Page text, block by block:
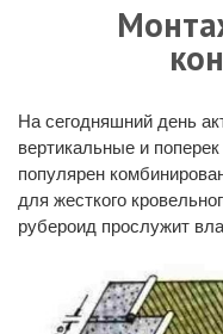
На сегодняшний день
вертикальные и
популярен
для жесткого
рубероид прослужит